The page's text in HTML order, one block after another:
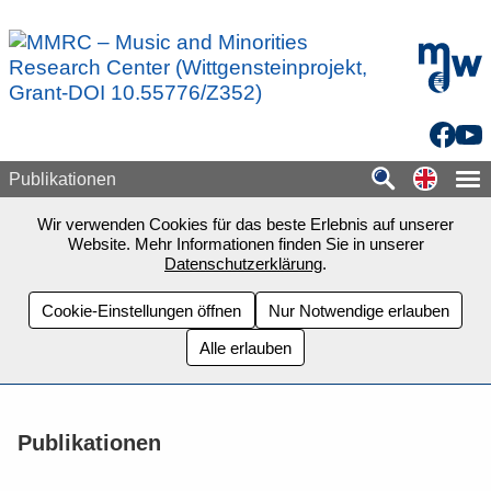
mdw -
Publikationen
Wir verwenden Cookies für das beste Erlebnis auf unserer
Website. Mehr Informationen finden Sie in unserer
Datenschutzerklärung.
Cookie-Einstellungen öffnen
Nur Notwendige erlauben
Alle erlauben
Publikationen